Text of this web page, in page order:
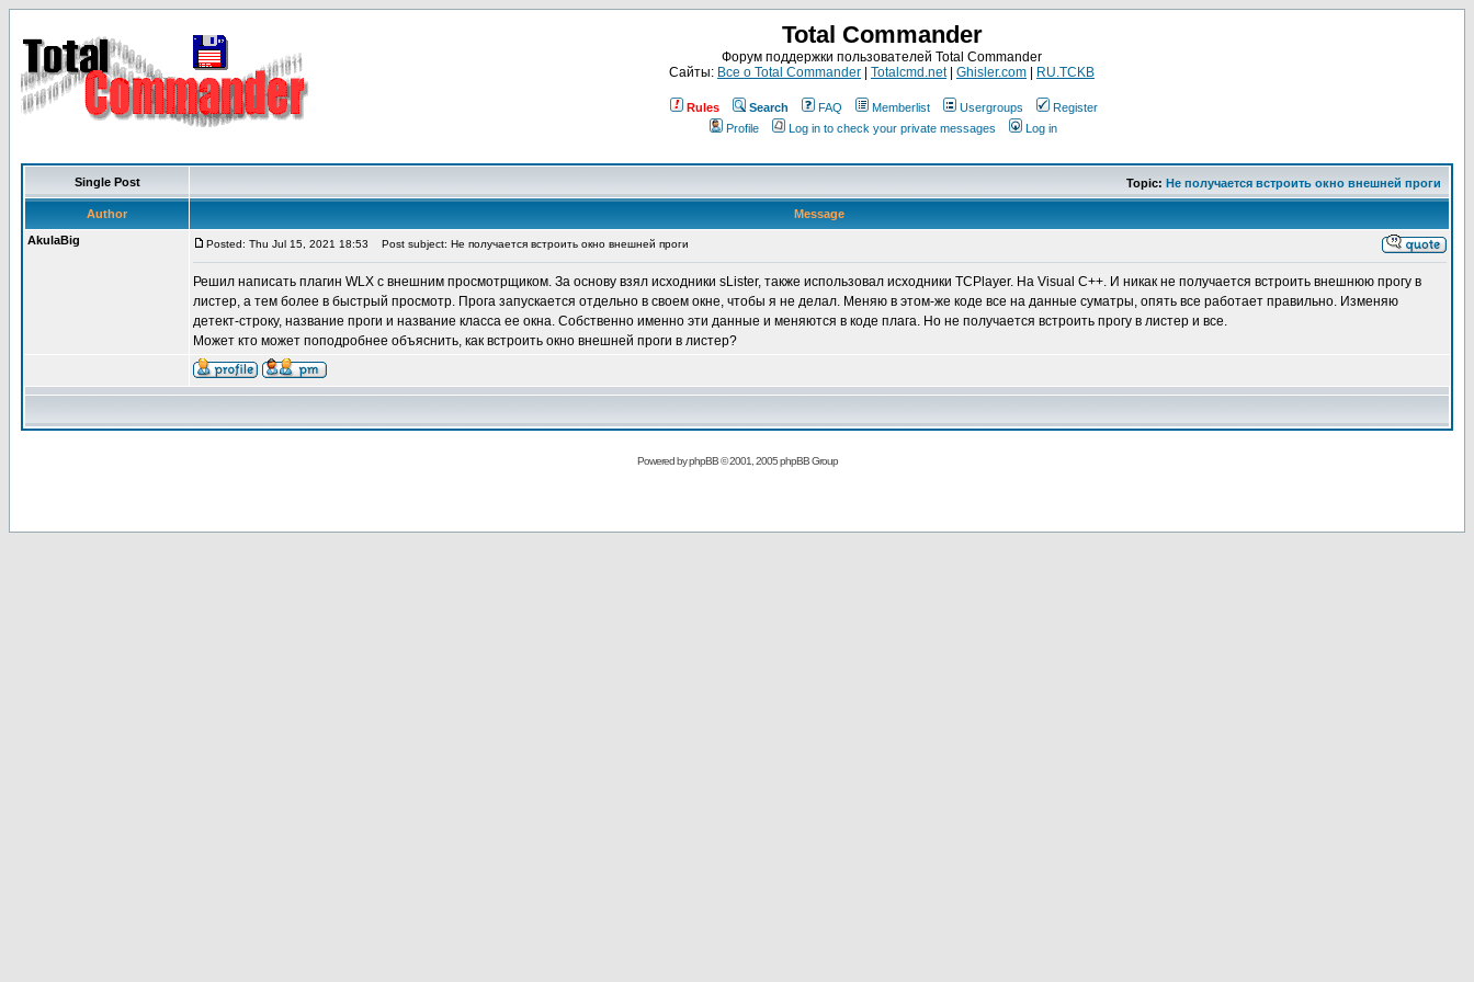
Total Commander
Форум поддержки пользователей Total Commander
Сайты: Все о Total Commander Totalcmd.net| Ghisler.com RU.TCKB
Rules Search FAQ Memberlist Usergroups
Register
Profile
Log in to check your private messages Log in
Single Post Topic: Не получается встроить окно внешней проги
Author
Message
AkulaBig
Posted: Thu Jul 15, 2021 18:53 Post subject: Не получается встроить окно внешней проги
Решил написать плагин WLX с внешним просмотрщиком. За основу взял исходники sLister, также использовал исходники TCPlayer. На Visual C++. И никак не получается встроить внешнюю прогу в
листер, а тем более в быстрый просмотр. Прога запускается отдельно в своем окне, чтобы я не делал. Меняю в этом-же коде все на данные суматры, опять все работает правильно. Изменяю
детект-строку, название проги и название класса ее окна. Собственно именно эти данные и меняются в коде плага. Но не получается встроить прогу в листер и все.
Может кто может поподробнее объяснить, как встроить окно внешней проги в листер?
Powered byphpBB© 2001, 2005 phpBB Group